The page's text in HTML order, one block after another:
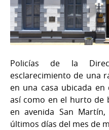
Policías de la
esclarecimiento de una
en una casa ubicada
así como en el hurto de
en avenida San
últimos días del mes de